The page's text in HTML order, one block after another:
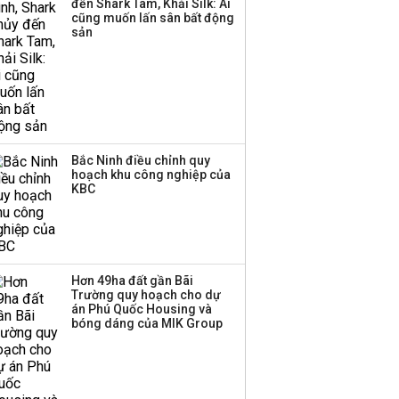
Huấn Hoa Hồng bỗng
dưng ‘biến mất’, một
đến Shark Tam, Khải Silk: Ai
cũng muốn lấn sân bất động
sản
Bắc Ninh điều chỉnh quy
hoạch khu công nghiệp của
KBC
Hơn 49ha đất gần Bãi
Trường quy hoạch cho dự
án Phú Quốc Housing và
bóng dáng của MIK Group